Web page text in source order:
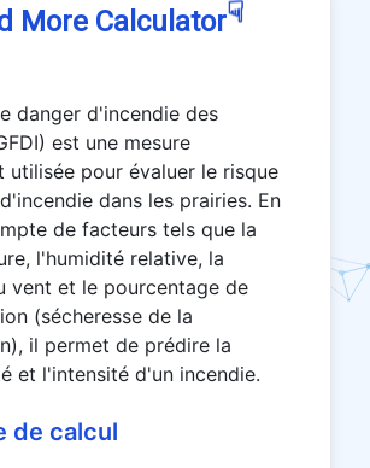
More Calculator☟
danger d'incendie des
est une mesure
utilisée pour évaluer le risque
dans les prairies. En
de facteurs tels que la
l'humidité relative, la
vent et le pourcentage de
(sécheresse de la
il permet de prédire la
et l'intensité d'un incendie.
de calcul